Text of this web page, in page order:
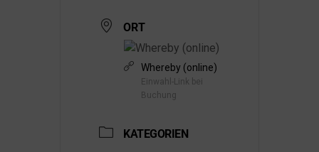
ORT
Whereby (online)
Einwahl-Link bei
Buchung
KATEGORIEN